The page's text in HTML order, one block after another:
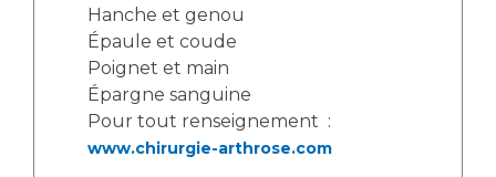
Hanche et genou
Épaule et coude
Poignet et main
Épargne sanguine
Pour tout renseignement :
www.chirurgie-arthrose.com